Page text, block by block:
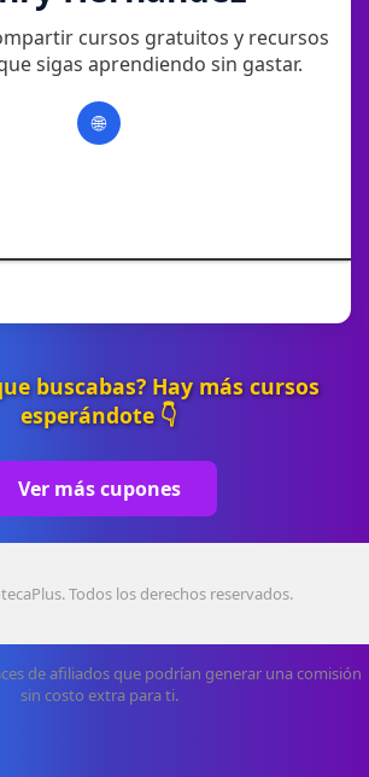
cursos gratuitos y recursos
sigas aprendiendo sin gastar.
🌐
buscabas? Hay más cursos
esperándote 👇
Ver más cupones
Todos los derechos reservados.
de afiliados que podrían generar una comisión
sin costo extra para ti.